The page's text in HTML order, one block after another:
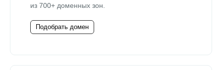
из 700+ доменных зон.
Подобрать домен